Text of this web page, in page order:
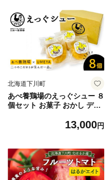
北海道下川町
あべ養鶏場のえっぐシュー ８
個セット お菓子 おかし デザ
るさと 納税 北海道産 北海道
13,000円